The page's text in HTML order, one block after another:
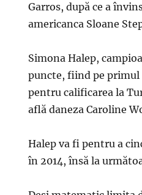
Garros, după ce a
americanca Sloane
Simona Halep,
puncte, fiind pe primul
pentru calificarea la
află daneza Caroline
Halep va fi pentru a
în 2014, însă la